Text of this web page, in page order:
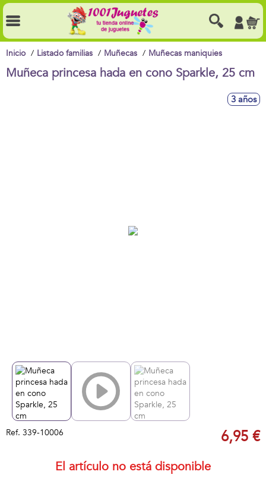
Inicio Listado familias Muñecas Muñecas maniquies
Muñeca princesa hada en cono Sparkle, 25 cm
3 años
Ref. 339-10006 6,95 €
El artículo no está disponible